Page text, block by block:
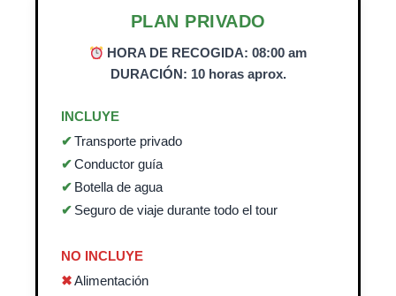
PLAN PRIVADO
HORA DE RECOGIDA: 08:00 am
DURACIÓN: 10 horas aprox.
INCLUYE
Transporte privado
Conductor guía
Botella de agua
Seguro de viaje durante todo el tour
NO INCLUYE
Alimentación